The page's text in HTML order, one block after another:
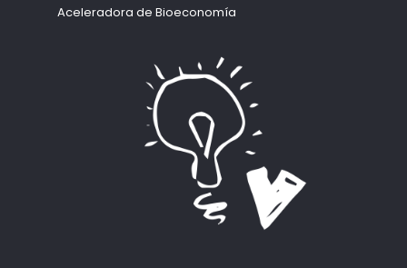
Aceleradora de Bioeconomía